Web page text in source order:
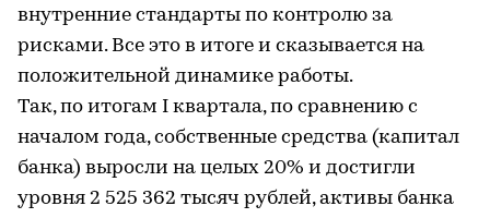
внутренние стандарты по контролю за
рисками. Все это в итоге и сказывается на
положительной динамике работы.
Так, по итогам I квартала, по сравнению с
началом года, собственные средства (капитал
банка) выросли на целых 20% и достигли
уровня 2 525 362 тысяч рублей, активы банка